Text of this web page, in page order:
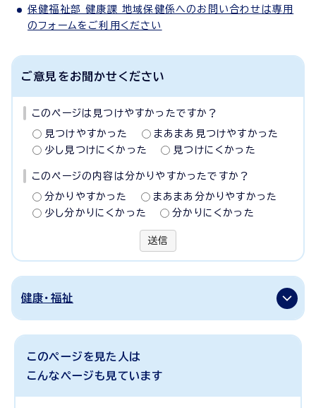
保健福祉部 健康課 地域保健係へのお問い合わせは専用
のフォームをご利用ください
ご意見をお聞かせください
このページは見つけやすかったですか？
見つけやすかった
まあまあ見つけやすかった
少し見つけにくかった
見つけにくかった
このページの内容は分かりやすかったですか？
分かりやすかった
まあまあ分かりやすかった
少し分かりにくかった
分かりにくかった
送信
健康・福祉
このページを見た人は
こんなページも見ています